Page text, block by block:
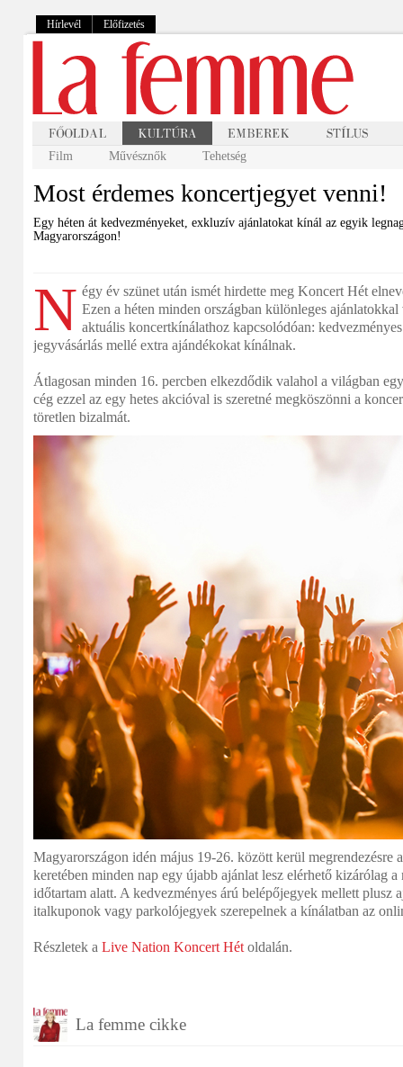
Hírlevél Előfizetés
Film Művésznők Tehetség
Most érdemes koncertjegyet venni!
Egy héten át kedvezményeket, exkluzív ajánlatokat kínál az egyik
Magyarországon!
N égy év szünet után ismét hirdette meg Koncert Hét
Ezen a héten minden országban különleges
aktuális koncertkínálathoz kapcsolódóan:
jegyvásárlás mellé extra ajándékokat kínálnak.
Átlagosan minden 16. percben elkezdődik valahol a világban
cég ezzel az egy hetes akcióval is szeretné megköszönni a
töretlen bizalmát.
Magyarországon idén május 19-26. között kerül megrendezésre
keretében minden nap egy újabb ajánlat lesz elérhető kizárólag a
időtartam alatt. A kedvezményes árú belépőjegyek mellett plusz
italkuponok vagy parkolójegyek szerepelnek a kínálatban az
Részletek a Live Nation Koncert Hét oldalán.
La femme cikke